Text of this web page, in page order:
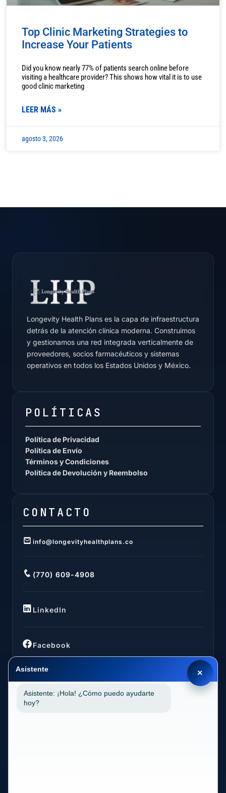
Top Clinic Marketing Strategies to
Increase Your Patients
Did you know nearly 77% of patients search online before
visiting a healthcare provider? This shows how vital it is to use
good clinic marketing
LEER MÁS »
agosto 3, 2026
Longevity Health Plans es la capa de infraestructura
detrás de la atención clínica moderna. Construimos
y gestionamos una red integrada verticalmente de
proveedores, socios farmacéuticos y sistemas
operativos en todos los Estados Unidos y México.
POLÍTICAS
Política de Privacidad
Política de Envío
Términos y Condiciones
Política de Devolución y Reembolso
CONTACTO
info@longevityhealthplans.co
(770) 609-4908
LinkedIn
Facebook
UBICACIONES
×
Asistente
Asistente: ¡Hola! ¿Cómo puedo ayudarte
hoy?